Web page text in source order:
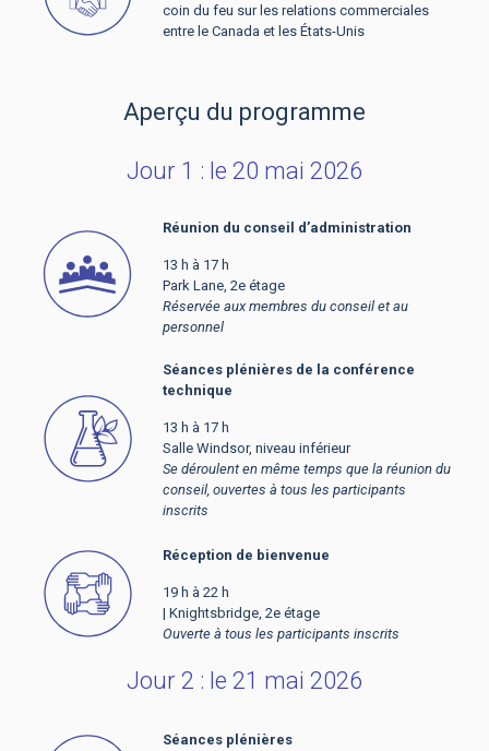
coin du feu sur les relations commerciales
entre le Canada et les États-Unis
Aperçu du programme
Jour 1 : le 20 mai 2026
Réunion du conseil d’administration
13 h à 17 h
Park Lane, 2e étage
Réservée aux membres du conseil et au
personnel
Séances plénières de la conférence
technique
13 h à 17 h
Salle Windsor, niveau inférieur
Se déroulent en même temps que la réunion du
conseil, ouvertes à tous les participants
inscrits
Réception de bienvenue
19 h à 22 h
| Knightsbridge, 2e étage
Ouverte à tous les participants inscrits
Jour 2 : le 21 mai 2026
Séances plénières